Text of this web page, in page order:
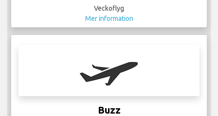
Veckoflyg
Mer information
Buzz